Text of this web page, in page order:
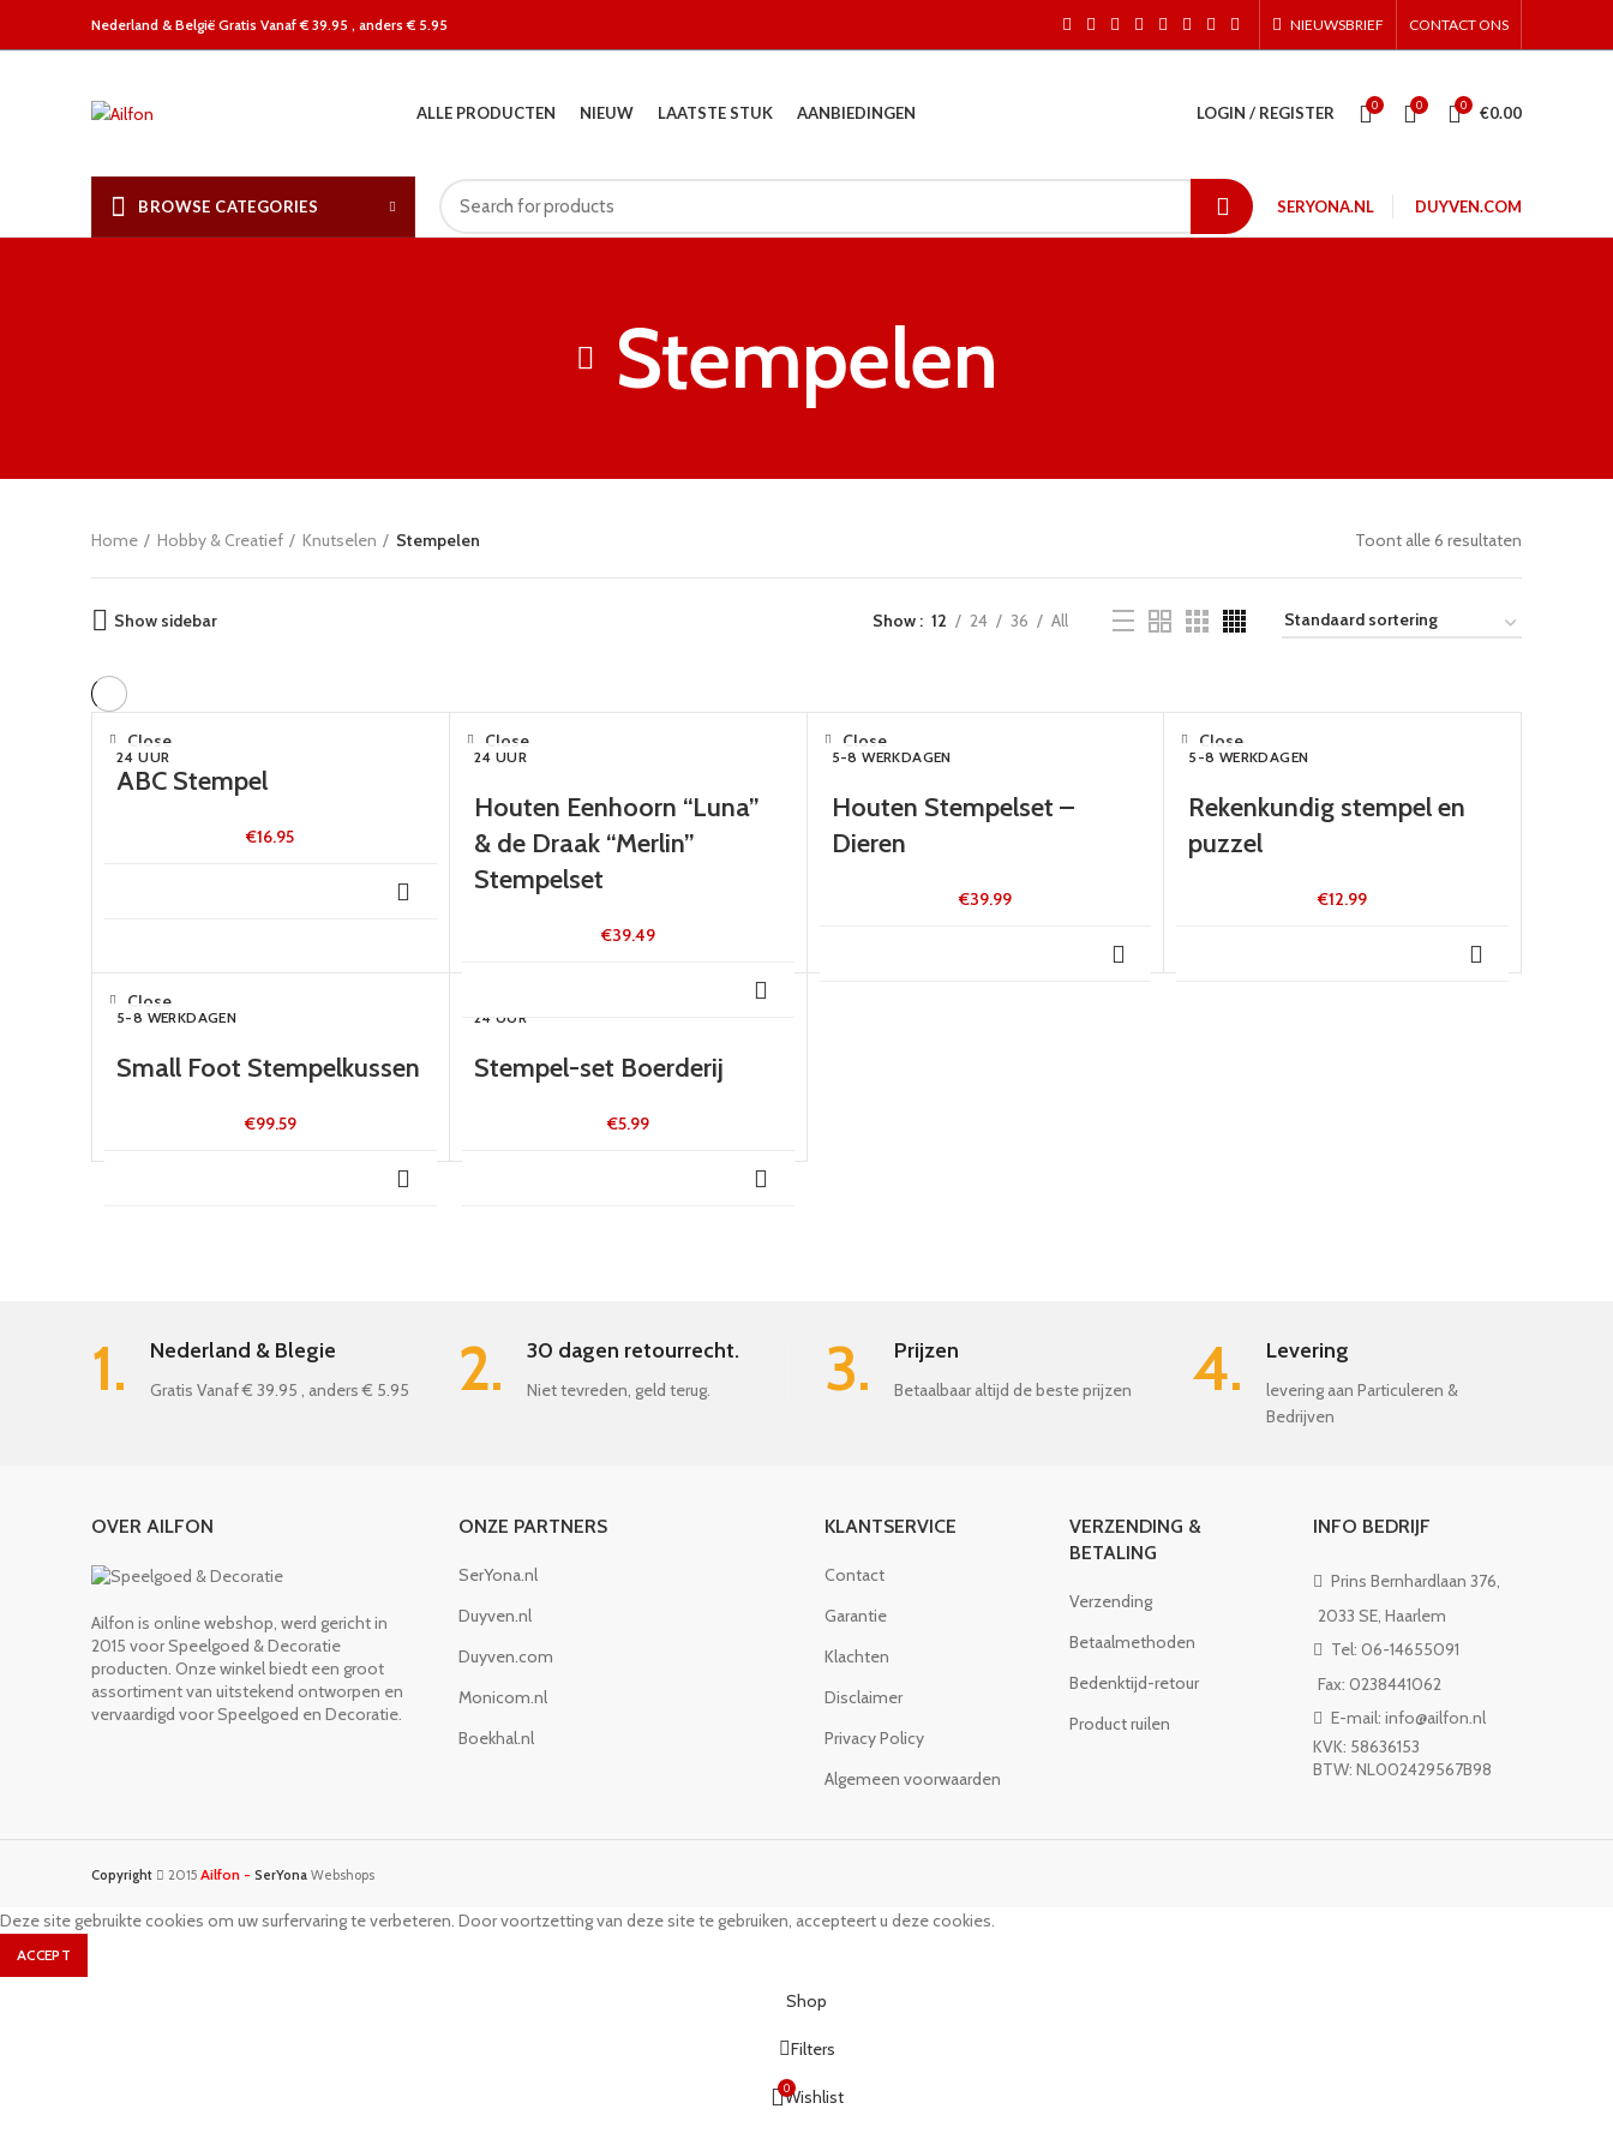
Nederland & België Gratis Vanaf € 39.95 , anders € 5.95 NIEUWSBRIEF CONTACT ONS
ALLE PRODUCTEN NIEUW LAATSTE STUK AANBIEDINGEN LOGIN / REGISTER 0 0 0 €0.00
BROWSE CATEGORIES SERYONA.NL DUYVEN.COM
Stempelen
Home Hobby & Creatief Knutselen Stempelen Toont alle 6 resultaten
Show sidebar Show 12 24 36 All
24 UUR
Close
ABC Stempel
€16.95
24 UUR
Close
Houten Eenhoorn “Luna”
& de Draak “Merlin”
Stempelset
€39.49
5-8 WERKDAGEN
Close
Houten Stempelset –
Dieren
€39.99
5-8 WERKDAGEN
Close
Rekenkundig stempel en
puzzel
€12.99
5-8 WERKDAGEN
Close
Small Foot Stempelkussen
€99.59
24 UUR
Stempel-set Boerderij
€5.99
1. Nederland & Blegie
Gratis Vanaf € 39.95 , anders € 5.95 2. 30 dagen retourrecht.
Niet tevreden, geld terug. 3. Prijzen
Betaalbaar altijd de beste prijzen 4. Levering
levering aan Particuleren &
Bedrijven
OVER AILFON
Ailfon is online webshop, werd gericht in
2015 voor Speelgoed & Decoratie
producten. Onze winkel biedt een groot
assortiment van uitstekend ontworpen en
vervaardigd voor Speelgoed en Decoratie.
ONZE PARTNERS
SerYona.nl
Duyven.nl
Duyven.com
Monicom.nl
Boekhal.nl
KLANTSERVICE
Contact
Garantie
Klachten
Disclaimer
Privacy Policy
Algemeen voorwaarden
VERZENDING &
BETALING
Verzending
Betaalmethoden
Bedenktijd-retour
Product ruilen
INFO BEDRIJF
Prins Bernhardlaan 376,
2033 SE, Haarlem
Tel: 06-14655091
Fax: 0238441062
E-mail: info@ailfon.nl
KVK: 58636153
BTW: NL002429567B98
Copyright 2015 Ailfon - SerYona Webshops
Deze site gebruikte cookies om uw surfervaring te verbeteren. Door voortzetting van deze site te gebruiken, accepteert u deze cookies.
ACCEPT
Shop
Filters
0Wishlist